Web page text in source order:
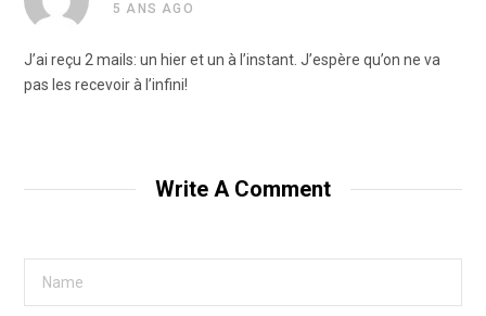
5 ANS AGO
J’ai reçu 2 mails: un hier et un à l’instant. J’espère qu’on ne va
pas les recevoir à l’infini!
Write A Comment